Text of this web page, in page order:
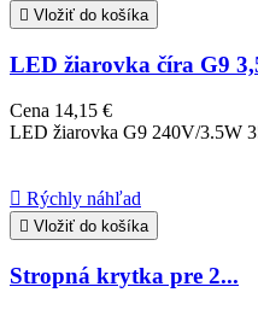
 Vložiť do košíka
LED žiarovka číra G9
Cena 14,15 €
LED žiarovka G9 240V/3.5W
 Rýchly náhľad
 Vložiť do košíka
Stropná krytka pre 2...